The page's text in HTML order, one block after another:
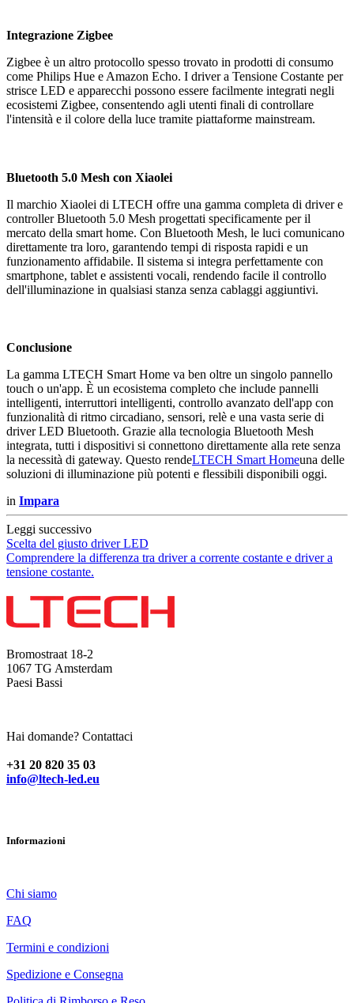
Integrazione Zigbee
Zigbee è un altro protocollo spesso trovato in prodotti di consumo
come Philips Hue e Amazon Echo. I driver a Tensione Costante per
strisce LED e apparecchi possono essere facilmente integrati negli
ecosistemi Zigbee, consentendo agli utenti finali di controllare
l'intensità e il colore della luce tramite piattaforme mainstream.
Bluetooth 5.0 Mesh con Xiaolei
Il marchio Xiaolei di LTECH offre una gamma completa di driver e
controller Bluetooth 5.0 Mesh progettati specificamente per il
mercato della smart home. Con Bluetooth Mesh, le luci comunicano
direttamente tra loro, garantendo tempi di risposta rapidi e un
funzionamento affidabile. Il sistema si integra perfettamente con
smartphone, tablet e assistenti vocali, rendendo facile il controllo
dell'illuminazione in qualsiasi stanza senza cablaggi aggiuntivi.
Conclusione
La gamma LTECH Smart Home va ben oltre un singolo pannello
touch o un'app. È un ecosistema completo che include pannelli
intelligenti, interruttori intelligenti, controllo avanzato dell'app con
funzionalità di ritmo circadiano, sensori, relè e una vasta serie di
driver LED Bluetooth. Grazie alla tecnologia Bluetooth Mesh
integrata, tutti i dispositivi si connettono direttamente alla rete senza
la necessità di gateway. Questo rendeLTECH Smart Homeuna delle
soluzioni di illuminazione più potenti e flessibili disponibili oggi.
in Impara
Leggi successivo
Scelta del giusto driver LED
Comprendere la differenza tra driver a corrente costante e driver a
tensione costante.
Bromostraat 18-2
1067 TG Amsterdam
Paesi Bassi
Hai domande? Contattaci
+31 20 820 35 03
info@ltech-led.eu
Informazioni
Chi siamo
FAQ
Termini e condizioni
Spedizione e Consegna